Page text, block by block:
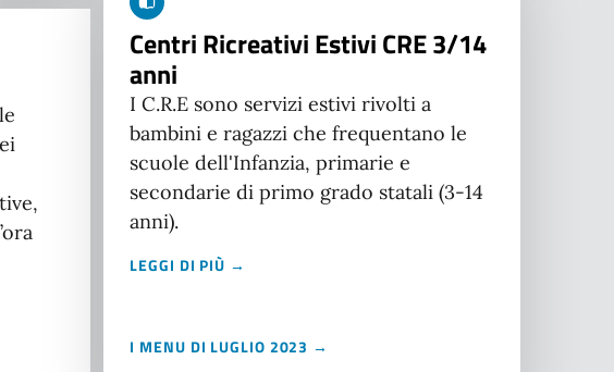
Centri Ricreativi Estivi CRE 3/14
anni
I C.R.E sono servizi estivi rivolti a
bambini e ragazzi che frequentano le
scuole dell'Infanzia, primarie e
secondarie di primo grado statali (3-14
anni).
LEGGI DI PIÙ →
I MENU DI LUGLIO 2023 →